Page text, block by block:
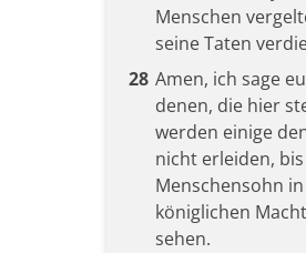
Menschen
seine Taten
28 Amen, ich sage
denen, die hier
werden einige
nicht erleiden,
Menschensohn
königlichen
sehen.